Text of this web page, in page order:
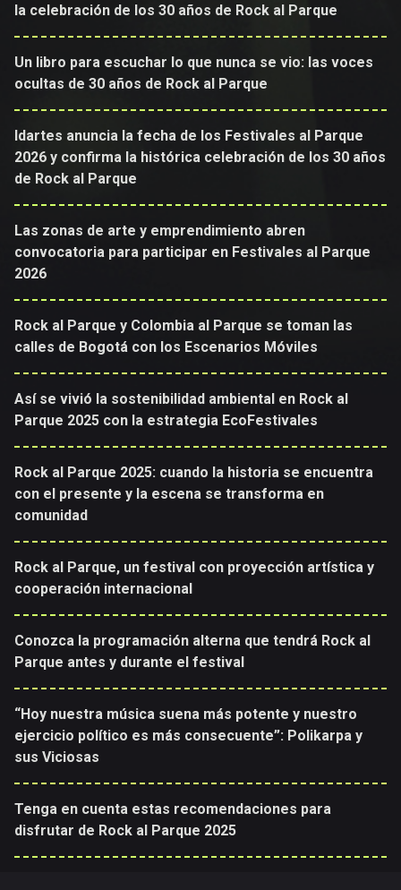
la celebración de los 30 años de Rock al Parque
Un libro para escuchar lo que nunca se vio: las voces
ocultas de 30 años de Rock al Parque
Idartes anuncia la fecha de los Festivales al Parque
2026 y confirma la histórica celebración de los 30 años
de Rock al Parque
Las zonas de arte y emprendimiento abren
convocatoria para participar en Festivales al Parque
2026
Rock al Parque y Colombia al Parque se toman las
calles de Bogotá con los Escenarios Móviles
Así se vivió la sostenibilidad ambiental en Rock al
Parque 2025 con la estrategia EcoFestivales
Rock al Parque 2025: cuando la historia se encuentra
con el presente y la escena se transforma en
comunidad
Rock al Parque, un festival con proyección artística y
cooperación internacional
Conozca la programación alterna que tendrá Rock al
Parque antes y durante el festival
“Hoy nuestra música suena más potente y nuestro
ejercicio político es más consecuente”: Polikarpa y
sus Viciosas
Tenga en cuenta estas recomendaciones para
disfrutar de Rock al Parque 2025